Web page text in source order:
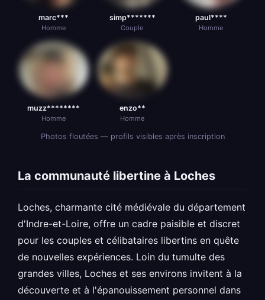
marc***
Homme
simp*******
Couple
paul****
Homme
muzz********
Homme
enzo**
Homme
Photos floutées — profils visibles après inscription
La communauté libertine à Loches
Loches, charmante cité médiévale du département
d'Indre-et-Loire, offre un cadre paisible et discret
pour les couples et célibataires libertins en quête
de nouvelles expériences. Loin du tumulte des
grandes villes, Loches et ses environs invitent à la
découverte et à l'épanouissement personnel dans